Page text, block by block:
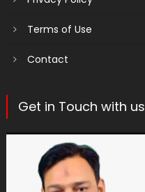
Terms of Use
Contact
Get in Touch with us